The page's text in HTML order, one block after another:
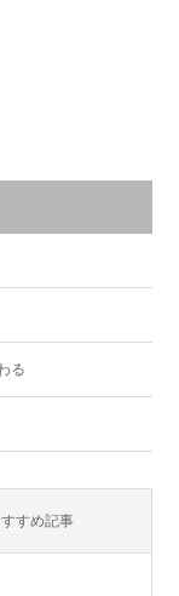
る
すめ記事